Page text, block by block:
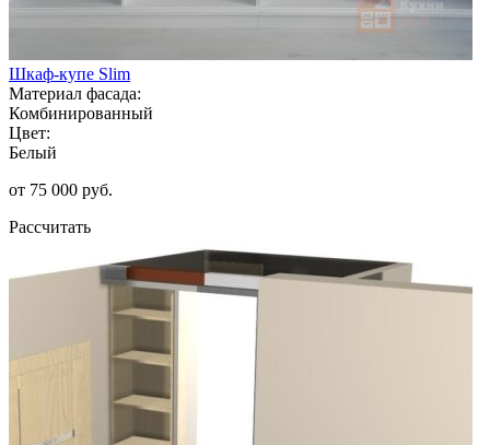
Шкаф-купе Slim
Материал фасада:
Комбинированный
Цвет:
Белый
от 75 000 руб.
Рассчитать